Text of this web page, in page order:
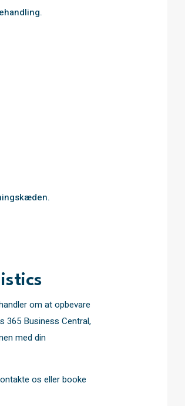
om at opbevare
365 Business Central,
med din
os eller booke